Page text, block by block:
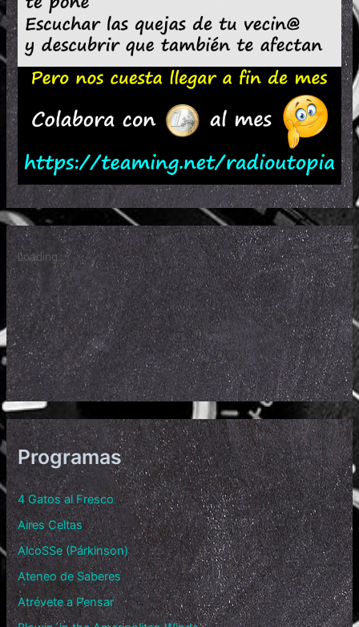
Programas
4 Gatos al Fresco
Aires Celtas
AlcoSSe (Párkinson)
Ateneo de Saberes
Atrévete a Pensar